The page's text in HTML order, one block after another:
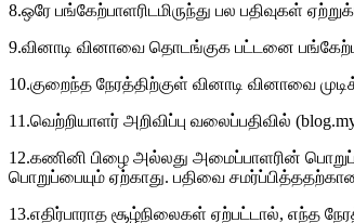
8.ஒரே பங்கேற்பாளரிடமிருந்து பல பதிவுகள்
9.வினாடி வினாவை தொடங்குக பட்டனை
10.குறைந்த நேரத்திற்குள் வினாடி வினாவை
11.வெற்றியாளர் அறிவிப்பு வலைப்பதிவில்
12.கணினி பிழை அல்லது அமைப்பாளரின்
பொறுப்பையும் ஏற்காது. பதிவை
13.எதிர்பாராத சூழ்நிலைகள் ஏற்பட்டால், எந்த